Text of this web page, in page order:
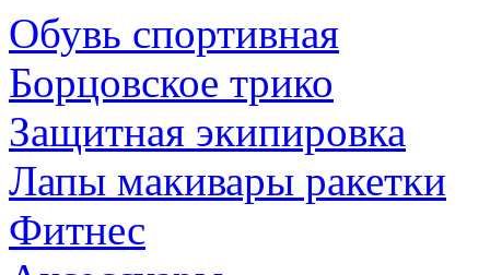
Обувь спортивная
Борцовское трико
Защитная экипировка
Лапы макивары ракетки
Фитнес